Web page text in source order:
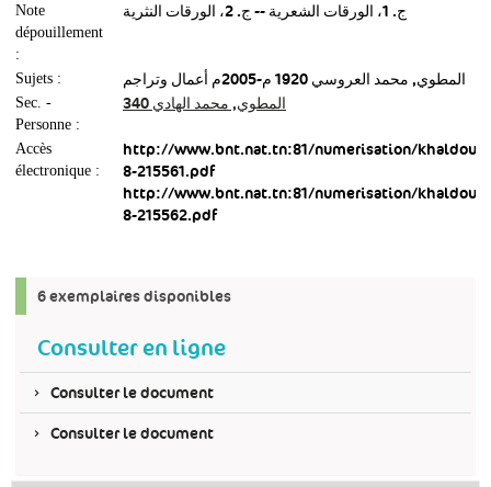
Note
dépouillement
:
ج. 1، الورقات الشعرية‏ -- ‏ج. 2، الورقات النثرية
Sujets : المطوي, محمد العروسي‏ ‏1920 م-2005م أعمال وتراجم‏
Sec. -
Personne :
المطوي, محمد الهادي 340
Accès
électronique :
http://www.bnt.nat.tn:81/numerisation/
8-215561.pdf
http://www.bnt.nat.tn:81/numerisation/
8-215562.pdf
6 exemplaires disponibles
Consulter en ligne
Consulter le document
Consulter le document